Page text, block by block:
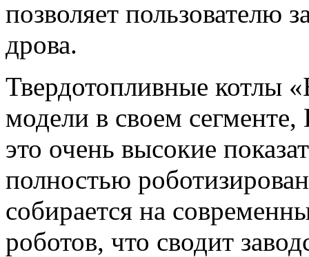
позволяет пользователю
дрова.
Твердотопливные котлы
модели в своем
это очень высокие
полностью
собирается на
роботов, что сводит